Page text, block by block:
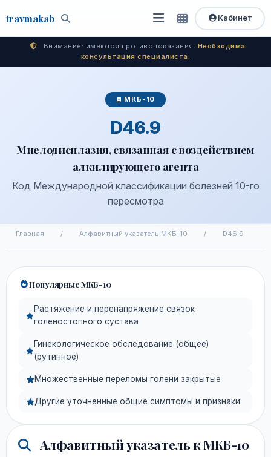
travmakab Поиск
Открыть
меню
Быстрый
доступ
Кабинет
Внимание: имеются противопоказания. Необходима
консультация специалиста.
МКБ-10
D46.9
Миелодисплазия, связанная с воздействием
алкилирующего агента
Код Международной классификации болезней 10-го
пересмотра
Главная / Алфавитный указатель МКБ-10 / D46.9
Популярные МКБ-10
Растяжение и перенапряжение связок
голеностопного сустава
Гинекологическое обследование (общее)
(рутинное)
Множественные переломы голени закрытые
Другие уточненные общие симптомы и признаки
Алфавитный указатель к МКБ-10